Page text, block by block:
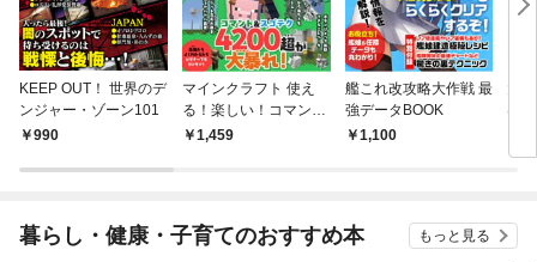
KEEP OUT！ 世界のデ
ンジャー・ゾーン101
990
マインクラフト 使え
る！楽しい！コマンド
で游びまくり
1,459
艦これ改攻略大作戦 最
強データBOOK
1,100
は
暮らし・健康・子育てのおすすめ本 もっと見る